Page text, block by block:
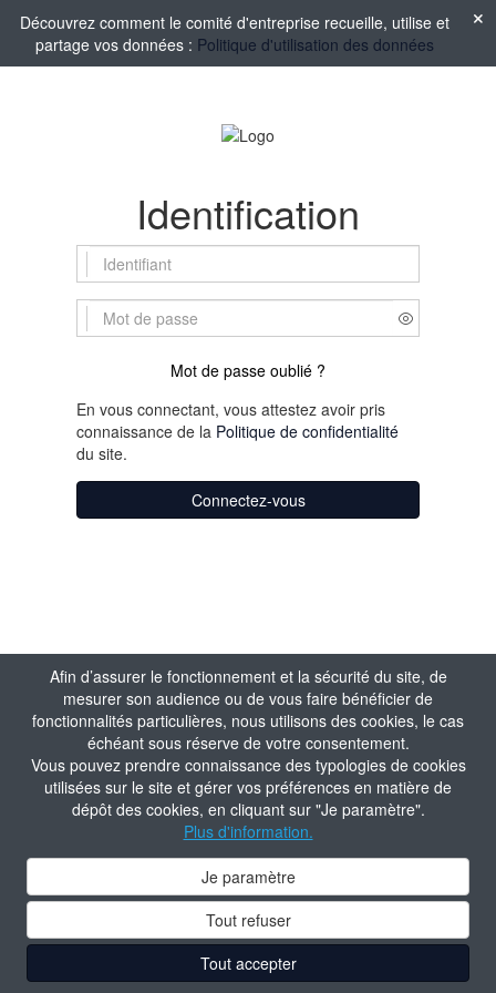
Afin d’assurer le fonctionnement et la sécurité du site, de
mesurer son audience ou de vous faire bénéficier de
fonctionnalités particulières, nous utilisons des cookies, le cas
échéant sous réserve de votre consentement.
Vous pouvez prendre connaissance des typologies de cookies
utilisées sur le site et gérer vos préférences en matière de
dépôt des cookies, en cliquant sur "Je paramètre".
Plus d'information.
Je paramètre
Tout refuser
Tout accepter
Découvrez comment le comité d'entreprise recueille, utilise et
partage vos données : Politique d'utilisation des données
Identification
Mot de passe oublié ?
En vous connectant, vous attestez avoir pris
connaissance de la Politique de confidentialité
du site.
Connectez-vous